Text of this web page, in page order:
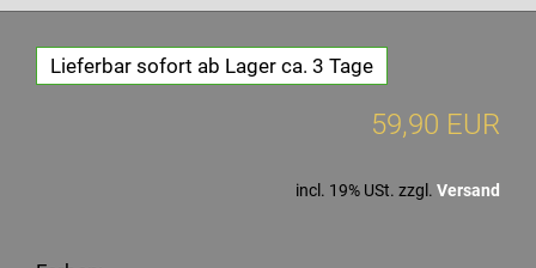
Lieferbar sofort ab Lager ca. 3 Tage
59,90 EUR
incl. 19% USt. zzgl. Versand